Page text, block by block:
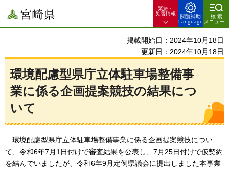
宮崎県
緊急・
災害情報
閲覧補助
Language
検索
メニュー
掲載開始日：2024年10月18日
更新日：2024年10月18日
環境配慮型県庁立体駐車場整備事
業に係る企画提案競技の結果につ
いて
環境配慮型県庁立体駐車場整備事業に係る企画提案競技につい
て、令和6年7月1日付けで審査結果を公表し、7月25日付けで仮契約
を結んでいましたが、令和6年9月定例県議会に提出しました本事業